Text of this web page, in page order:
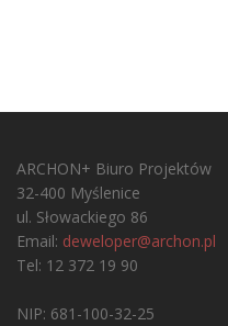
ARCHON+ Biuro Projektów
32-400 Myślenice
ul. Słowackiego 86
Email: deweloper@archon.pl
Tel: 12 372 19 90
NIP: 681-100-32-25